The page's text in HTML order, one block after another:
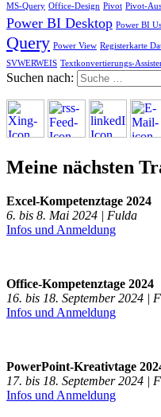
MS-Query Office-Design Pivot Pivot-
Power BI Desktop Power BI
Query Power View Registerkarte
SVWERWEIS Textkonvertierungs-
Suchen nach:
Meine nächsten
Excel-Kompetenztage 2024
6. bis 8. Mai 2024 | Fulda
Infos und Anmeldung
Office-Kompetenztage 2024
16. bis 18. September 2024 |
Infos und Anmeldung
PowerPoint-Kreativtage
17. bis 18. September 2024 |
Infos und Anmeldung